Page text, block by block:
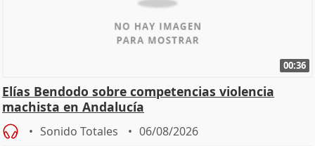
00:36
Elías Bendodo sobre competencias violencia
machista en Andalucía
Sonido Totales 06/08/2026